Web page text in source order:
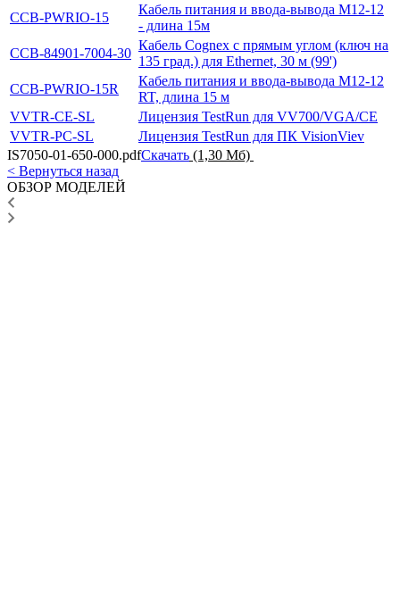
CCB-PWRIO-15
Кабель питания и ввода-вывода M12-12
- длина 15м
CCB-84901-7004-30
Кабель Cognex с прямым углом (ключ на
135 град.) для Ethernet, 30 м (99')
CCB-PWRIO-15R
Кабель питания и ввода-вывода M12-12
RT, длина 15 м
VVTR-CE-SL
Лицензия TestRun для VV700/VGA/CE
VVTR-PC-SL
Лицензия TestRun для ПК VisionViev
IS7050-01-650-000.pdfСкачать (1,30 Мб)
< Вернуться назад
ОБЗОР МОДЕЛЕЙ